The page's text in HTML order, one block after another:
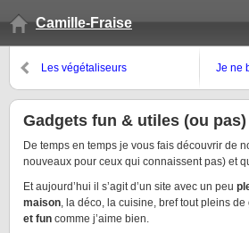
Camille-Fraise
Les végétaliseurs Je ne
Gadgets fun & utiles (ou pas)
De temps en temps je vous fais découvrir de
nouveaux pour ceux qui connaissent pas) et
Et aujourd’hui il s’agit d’un site avec un peu
maison, la déco, la cuisine, bref tout pleins de
et fun comme j’aime bien.